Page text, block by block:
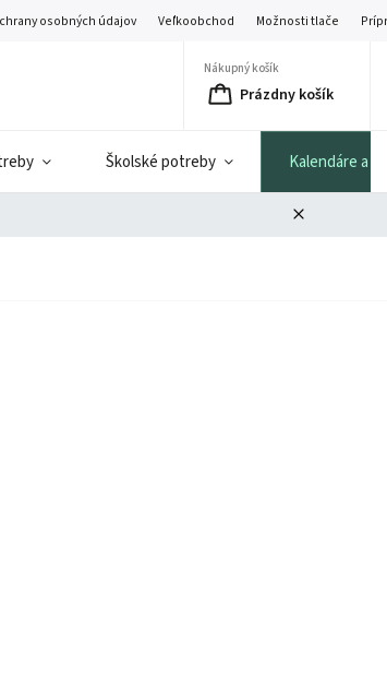
osobných údajov Veľkoobchod Možnosti tlače
Nákupný košík
Prázdny košík
Školské potreby Kalendáre a